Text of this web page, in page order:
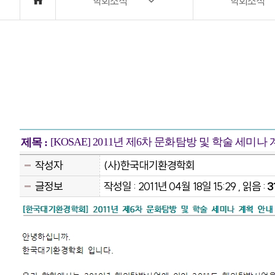
제목 : [KOSAE] 2011년 제6차 문화탐방 및 학술 세미나
작성자
(사)한국대기환경학회
글정보
작성일 : 2011년 04월 18일 15:29 , 읽음 :